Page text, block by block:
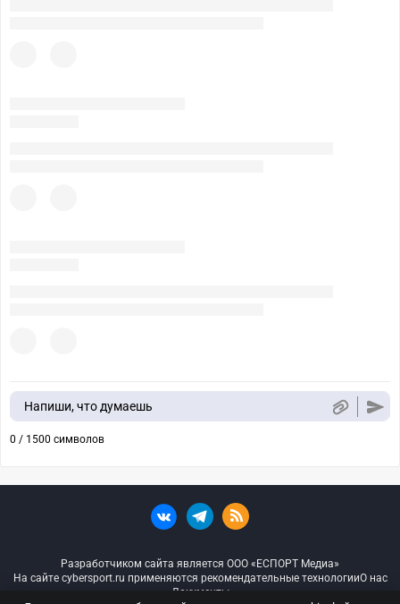
Напиши, что думаешь
0 / 1500 символов
Разработчиком сайта является ООО «ЕСПОРТ Медиа»
На сайте cybersport.ru применяются рекомендательные технологииО нас
Документы